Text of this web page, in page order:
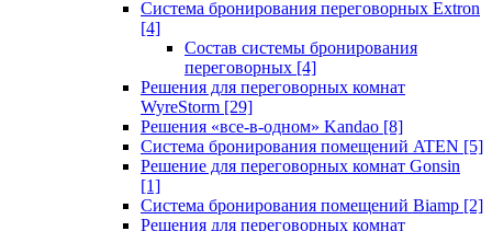
Система бронирования переговорных Extron
[4]
Состав системы бронирования
переговорных [4]
Решения для переговорных комнат
WyreStorm [29]
Решения «все-в-одном» Kandao [8]
Система бронирования помещений ATEN [5]
Решение для переговорных комнат Gonsin
[1]
Система бронирования помещений Biamp [2]
Решения для переговорных комнат